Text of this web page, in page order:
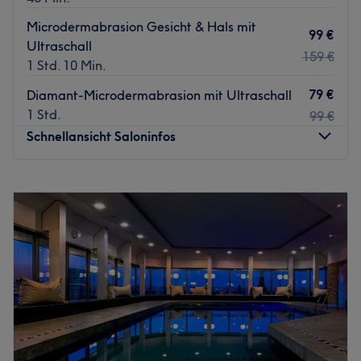
Microdermabrasion Gesicht & Hals mit
UItraschall
1 Std. 10 Min.
99 €
159 €
Diamant-Microdermabrasion mit Ultraschall
1 Std.
79 €
99 €
Schnellansicht Saloninfos
Dienstag
Mittwoch
Donnerstag
18:30
Freitag
09:00–18:30
Samstag
09:00 –16:00
Sonntag
Geschlossen
Keine Lust mehr, morgens Stunden im Bad zu verbringen?
Dann besuche das Kosmetikstudio Meerbusch Beauty in